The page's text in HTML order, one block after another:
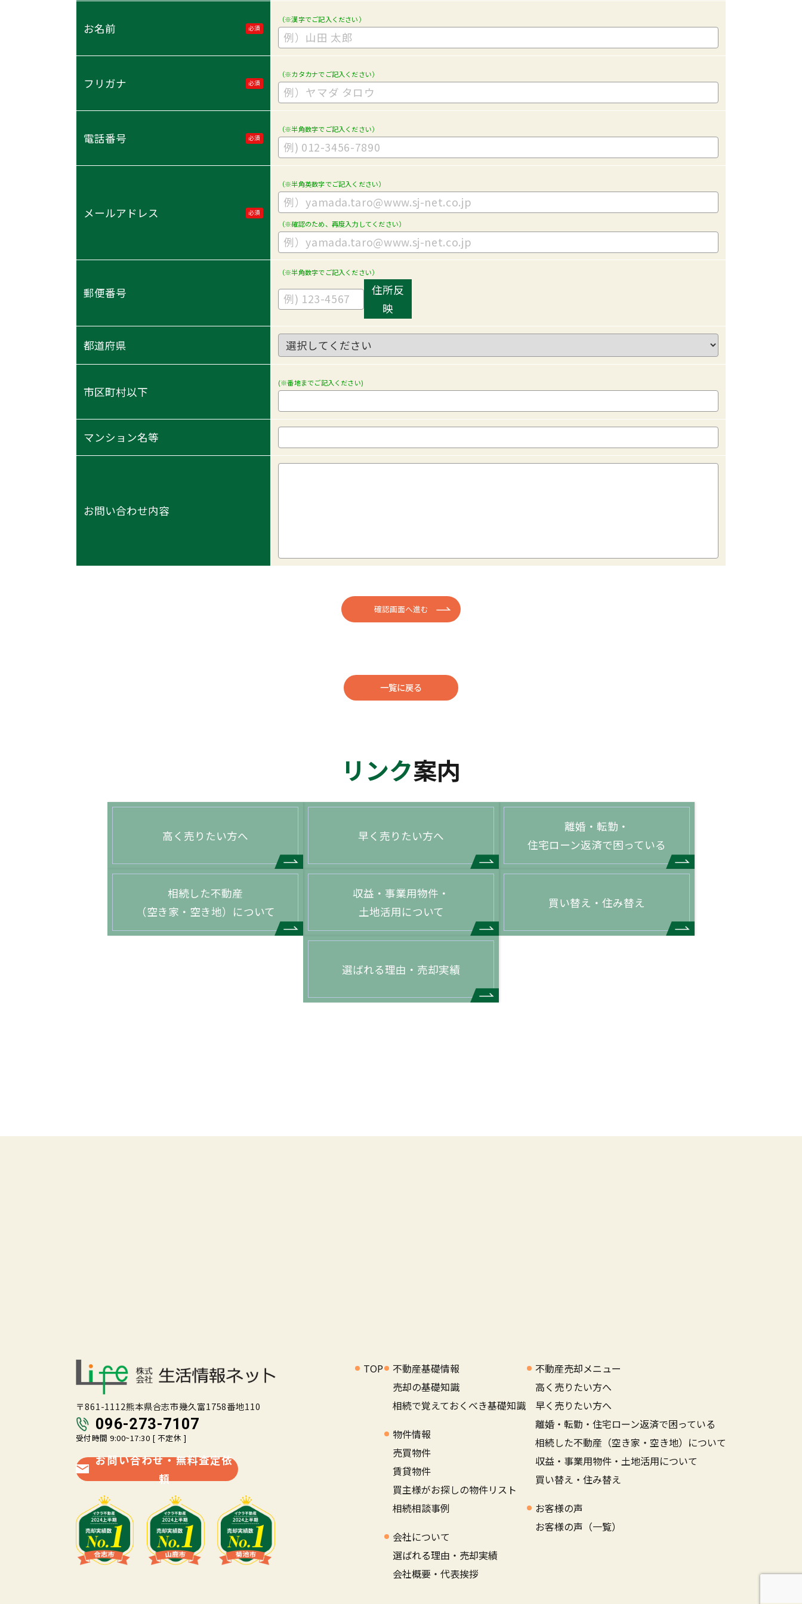
お名前 必須
（※漢字でご記入ください）
フリガナ 必須
（※カタカナでご記入ください）
電話番号 必須
（※半角数字でご記入ください）
メールアドレス 必須
（※半角英数字でご記入ください）
（※確認のため、再度入力してください）
郵便番号
（※半角数字でご記入ください）
住所反
映
都道府県
市区町村以下
(※番地までご記入ください)
マンション名等
お問い合わせ内容
一覧に戻る
リンク案内
高く売りたい方へ 早く売りたい方へ
離婚・転勤・
住宅ローン返済で困っている
相続した不動産
（空き家・空き地）について
収益・事業用物件・
土地活用について
買い替え・住み替え
選ばれる理由・売却実績
〒861-1112熊本県合志市幾久富1758番地110
096-273-7107
受付時間 9:00~17:30 [ 不定休 ]
お問い合わせ・無料査定依
頼
TOP
不動産基礎情報
売却の基礎知識
相続で覚えておくべき基礎知識
物件情報
売買物件
賃貸物件
買主様がお探しの物件リスト
相続相談事例
会社について
選ばれる理由・売却実績
会社概要・代表挨拶
不動産売却メニュー
高く売りたい方へ
早く売りたい方へ
離婚・転勤・住宅ローン返済で困っている
相続した不動産（空き家・空き地）について
収益・事業用物件・土地活用について
買い替え・住み替え
お客様の声
お客様の声（一覧）